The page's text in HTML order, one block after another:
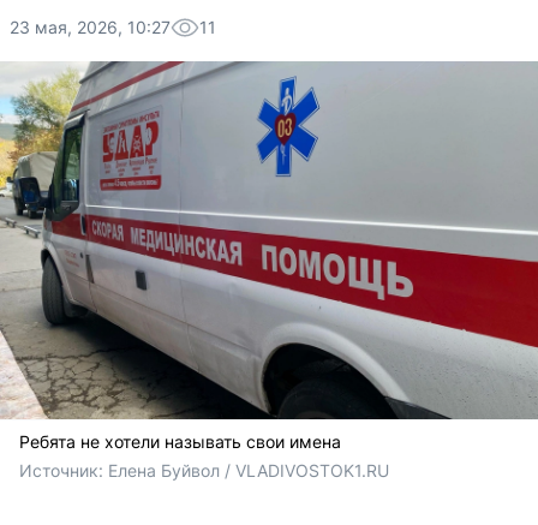
23 мая, 2026, 10:27 11
Ребята не хотели называть свои имена
Источник: Елена Буйвол / VLADIVOSTOK1.RU